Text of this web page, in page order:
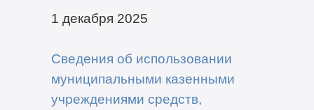
1 декабря 2025
Сведения об использовании
муниципальными казенными
учреждениями средств,